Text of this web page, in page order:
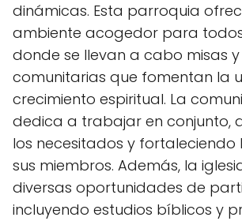
dinámicas. Esta parroquia
ambiente acogedor para
donde se llevan a cabo misas
comunitarias que fomentan la
crecimiento espiritual. La
dedica a trabajar en conjunto,
los necesitados y fortaleciendo
sus miembros. Además, la
diversas oportunidades de
incluyendo estudios bíblicos y